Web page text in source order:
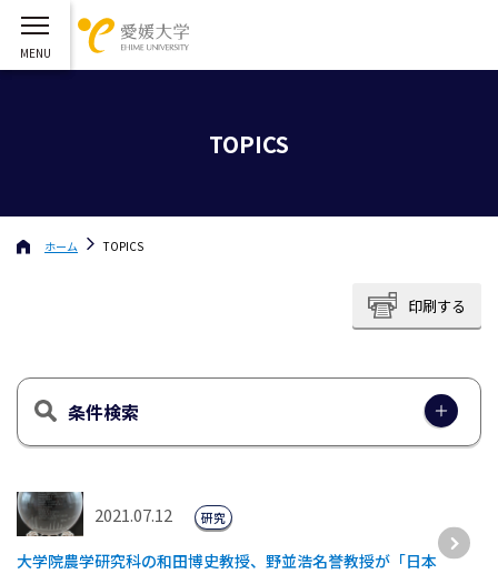
TOPICS
ホーム TOPICS
印刷する
条件検索
2021.07.12
大学院農学研究科の和田博史教授、野並浩名誉教授が「日本
研究